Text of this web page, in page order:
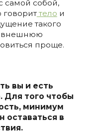
самой собой,
говориттело и
такого
внешнюю
проще.
вы и есть
Для того чтобы
минимум
оставаться в